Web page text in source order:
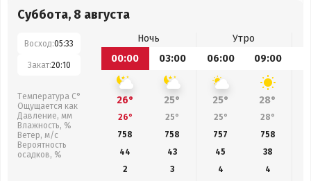
Суббота, 8 августа
Восход:05:33
Закат:20:10
Температура С°
Ощущается как
Давление, мм
Влажность, %
Ветер, м/с
Вероятность
осадков, %
Ночь
Утро
00:00
03:00 06:00 09:00
26° 25° 25° 28°
26° 25° 25° 28°
758
758 757 758
44
43 45 38
2
3 4
4